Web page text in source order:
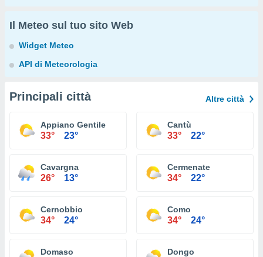
Il Meteo sul tuo sito Web
Widget Meteo
API di Meteorologia
Principali città Altre città
Appiano Gentile
33° 23°
Cantù
33° 22°
Cavargna
26° 13°
Cermenate
34° 22°
Cernobbio
34° 24°
Como
34° 24°
Domaso Dongo